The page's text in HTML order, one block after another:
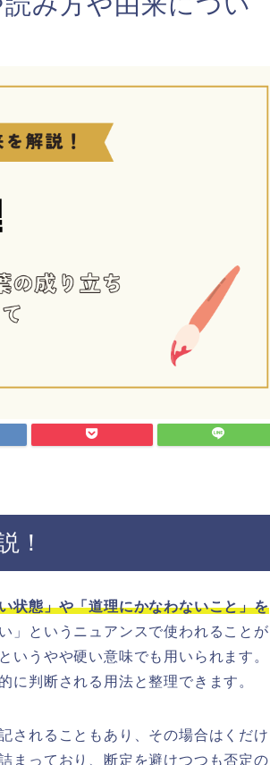
！
状態」や「道理にかなわないこと」を
」というニュアンスで使われることが
いうやや硬い意味でも用いられます。
に判断される用法と整理できます。
されることもあり、その場合はくだけ
まっており、断定を避けつつも否定の